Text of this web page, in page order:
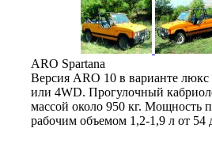
ARO Spartana
Версия ARO 10 в варианте люкс
или 4WD. Прогулочный
массой около 950 кг. Мощность
рабочим объемом 1,2-1,9 л от 54